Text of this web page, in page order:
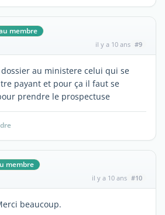
membre
il y a 10 ans #9
au ministere celui qui se
payant et pour ça il faut se
prendre le prospectuse
membre
il y a 10 ans #10
beaucoup.